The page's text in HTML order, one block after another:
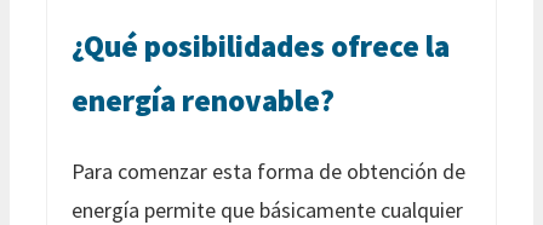
¿Qué posibilidades ofrece la
energía renovable?
Para comenzar esta forma de obtención de
energía permite que básicamente cualquier